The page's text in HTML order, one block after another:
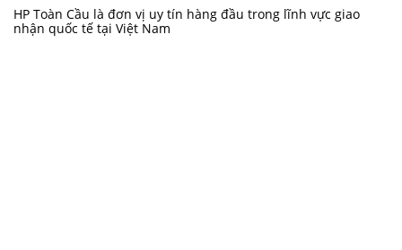
HP Toàn Cầu là đơn vị uy tín hàng đầu trong lĩnh vực giao
nhận quốc tế tại Việt Nam